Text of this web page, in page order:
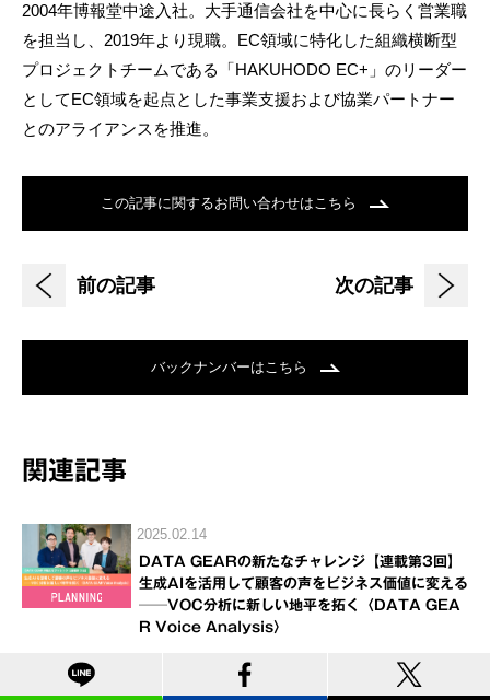
2004年博報堂中途入社。大手通信会社を中心に長らく営業職
を担当し、2019年より現職。EC領域に特化した組織横断型
プロジェクトチームである「HAKUHODO EC+」のリーダー
としてEC領域を起点とした事業支援および協業パートナー
とのアライアンスを推進。
この記事に関するお問い合わせはこちら
前の記事 次の記事
バックナンバーはこちら
関連記事
2025.02.14
DATA GEARの新たなチャレンジ【連載第3回】
生成AIを活用して顧客の声をビジネス価値に変える
──VOC分析に新しい地平を拓く〈DATA GEA
R Voice Analysis〉